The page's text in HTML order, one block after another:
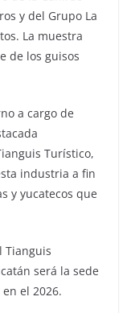
y del Grupo La
La muestra
de los guisos
a cargo de
Turístico,
industria a fin
y yucatecos que
Tianguis
será la sede
el 2026.